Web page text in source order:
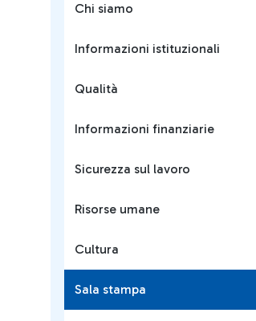
Chi siamo
Informazioni istituzionali
Qualità
Informazioni finanziarie
Sicurezza sul lavoro
Risorse umane
Cultura
Sala stampa